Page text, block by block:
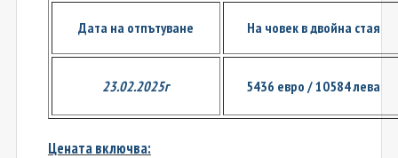
Дата на отпътуване На човек в двойна стая
23.02.2025г 5436 евро / 10584 лева
Цената включва: